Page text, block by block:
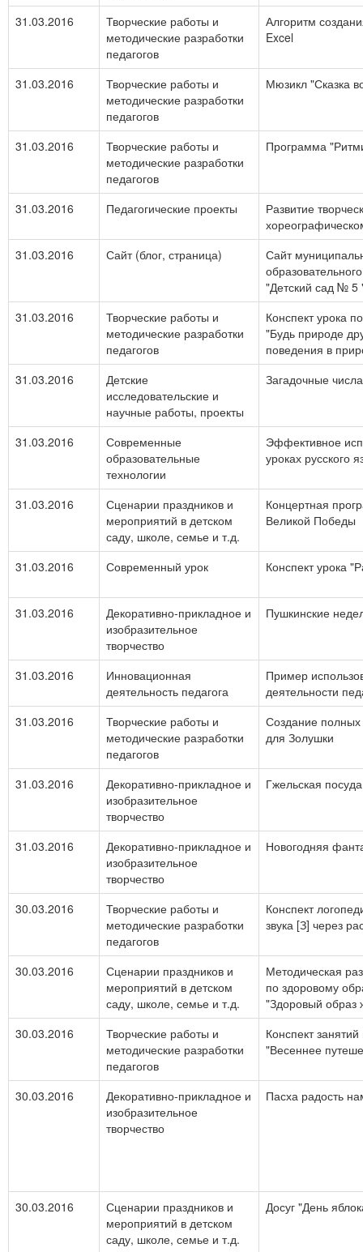
31.03.2016
Творческие работы и
методические разработки
педагогов
Алгоритм
Excel
31.03.2016
Творческие работы и
методические разработки
педагогов
Мюзикл "Сказка
31.03.2016
Творческие работы и
методические разработки
педагогов
Программа
31.03.2016 Педагогические проекты
Развитие
31.03.2016
Сайт (блог, страница)
Сайт
"Детский сад № 5
31.03.2016
Творческие работы и
методические разработки
педагогов
Конспект урока
"Будь природе
поведения в
31.03.2016
Детские
исследовательские и
научные работы, проекты
Загадочные
31.03.2016
Современные
образовательные
технологии
Эффективное
уроках русского
31.03.2016
Сценарии праздников и
мероприятий в детском
саду, школе, семье и т.д.
Концертная
Великой Победы
31.03.2016 Современный урок Конспект урока
31.03.2016
Декоративно-прикладное и
изобразительное
творчество
Пушкинские
31.03.2016
Инновационная
деятельность педагога
Пример
деятельности
31.03.2016
Творческие работы и
методические разработки
педагогов
Создание
для Золушки
31.03.2016
Декоративно-прикладное и
изобразительное
творчество
Гжельская посуда
31.03.2016
Декоративно-прикладное и
изобразительное
творчество
Новогодняя
30.03.2016
Творческие работы и
методические разработки
педагогов
Конспект
звука [З] через
30.03.2016
Сценарии праздников и
мероприятий в детском
саду, школе, семье и т.д.
Методическая
по здоровому
"Здоровый образ
30.03.2016
Творческие работы и
методические разработки
педагогов
Конспект
"Весеннее
30.03.2016
Декоративно-прикладное и
изобразительное
творчество
Пасха радость
30.03.2016
Сценарии праздников и
мероприятий в детском
саду, школе, семье и т.д.
Досуг "День